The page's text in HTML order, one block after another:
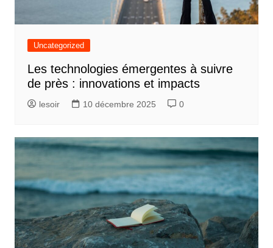
Uncategorized
Les technologies émergentes à suivre
de près : innovations et impacts
lesoir 10 décembre 2025 0